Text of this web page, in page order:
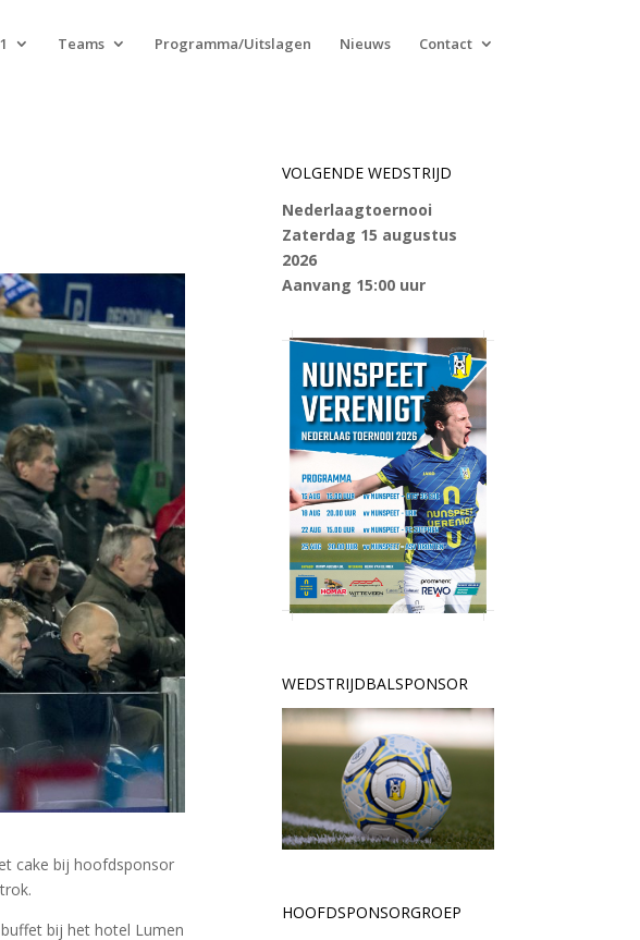
Teams Programma/Uitslagen Nieuws Contact
cake bij hoofdsponsor
bij het hotel Lumen
VOLGENDE WEDSTRIJD
Nederlaagtoernooi
Zaterdag 15 augustus
2026
Aanvang 15:00 uur
WEDSTRIJDBALSPONSOR
HOOFDSPONSORGROEP